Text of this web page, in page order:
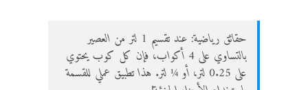
حقائق رياضية: عند تقسيم 1 لتر من العصير
بالتساوي على 4 أكواب، فإن كل كوب يحتوي
على 0.25 لتر، أو ¼ لتر. هذا تطبيق عملي للقسمة